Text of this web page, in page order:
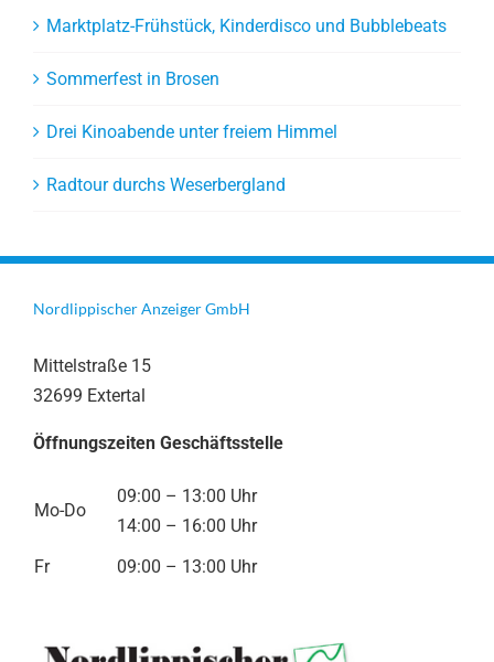
Marktplatz-Frühstück, Kinderdisco und Bubblebeats
Sommerfest in Brosen
Drei Kinoabende unter freiem Himmel
Radtour durchs Weserbergland
Nordlippischer Anzeiger GmbH
Mittelstraße 15
32699 Extertal
Öffnungszeiten Geschäftsstelle
Mo-Do
09:00 – 13:00 Uhr
14:00 – 16:00 Uhr
Fr
09:00 – 13:00 Uhr